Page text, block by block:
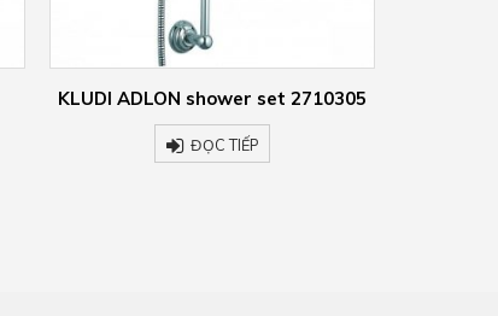
KLUDI ADLON shower set 2710305
ĐỌC TIẾP